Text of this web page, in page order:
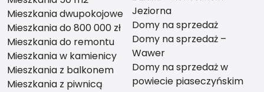
Mieszkania dwupokojowe
Mieszkania do 800 000 zł
Mieszkania do remontu
Mieszkania w kamienicy
Mieszkania z balkonem
Mieszkania z piwnicą
Jeziorna
Domy na sprzedaż
Domy na sprzedaż –
Wawer
Domy na sprzedaż w
powiecie piaseczyńskim